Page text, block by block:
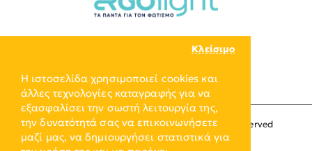
Η ιστοσελίδα χρησιμοποιεί cookies και
άλλες τεχνολογίες καταγραφής για να
εξασφαλίσει την σωστή λειτουργία της,
την δυνατότητά σας να επικοινωνήσετε
μαζί μας, να δημιουργήσει στατιστικά για
Κλείσιμο
Copyright © 2024, ERGO-GROUP, All Rights Reserved